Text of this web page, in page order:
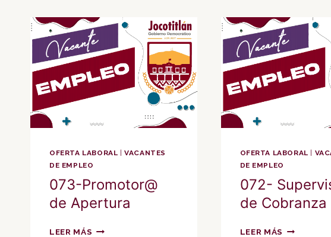
OFERTA LABORAL |VACANTES
DE EMPLEO
073-Promotor@
de Apertura
LEER MÁS 073-
OFERTA LABORAL
DE EMPLEO
072-
de Cobranza
LEER MÁS 072-